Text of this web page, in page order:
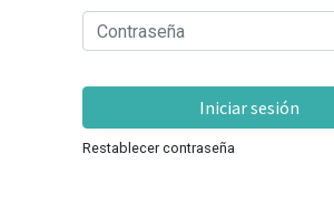
Iniciar sesión
Restablecer contraseña